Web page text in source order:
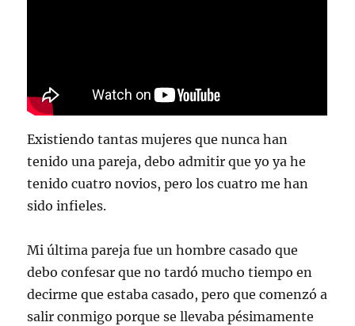
Existiendo tantas mujeres que nunca han
tenido una pareja, debo admitir que yo ya he
tenido cuatro novios, pero los cuatro me han
sido infieles.
Mi última pareja fue un hombre casado que
debo confesar que no tardó mucho tiempo en
decirme que estaba casado, pero que comenzó a
salir conmigo porque se llevaba pésimamente